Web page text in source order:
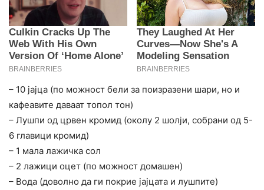
– 10 јајца (по можност бели за поизразени шари, но и
кафеавите даваат топол тон)
– Лушпи од црвен кромид (околу 2 шолји, собрани од 5-
6 главици кромид)
– 1 мала лажичка сол
– 2 лажици оцет (по можност домашен)
– Вода (доволно да ги покрие јајцата и лушпите)